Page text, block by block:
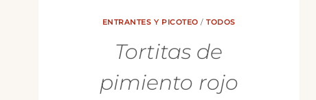
ENTRANTES Y PICOTEO /TODOS
Tortitas de
pimiento rojo